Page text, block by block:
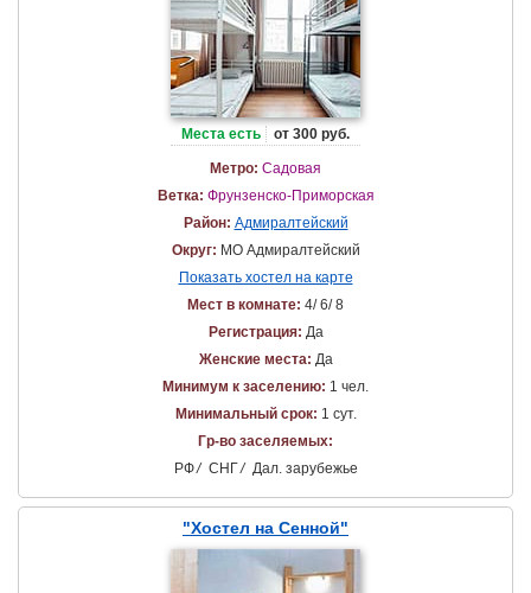
Места есть от 300 руб.
Метро: Садовая
Ветка: Фрунзенско-Приморская
Район: Адмиралтейский
Округ: МО Адмиралтейский
Показать хостел на карте
Мест в комнате: 4/ 6/ 8
Регистрация: Да
Женские места: Да
Минимум к заселению: 1 чел.
Минимальный срок: 1 сут.
Гр-во заселяемых:
РФ/ СНГ/ Дал. зарубежье
"Хостел на Сенной"